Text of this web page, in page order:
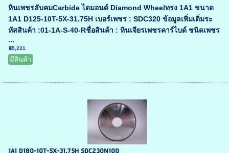
หินเพชรลับคมCarbide ไดมอนด์ Diamond Wheelทรง 1A1 ขนาด
1A1 D125-10T-5X-31.75H เบอร์เพชร : SDC320 ข้อมูลเพิ่มเติ่มระ
หัสสินค้า :01-1A-S-40-Rชื่อสินค้า : หินเจียรเพชรคาร์ไบด์ ชนิดเพชร
...
฿5,231
มีสินค้า